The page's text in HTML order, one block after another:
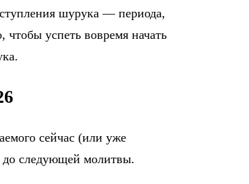
шурука — периода,
чтобы успеть вовремя начать
сейчас (или уже
до следующей молитвы.